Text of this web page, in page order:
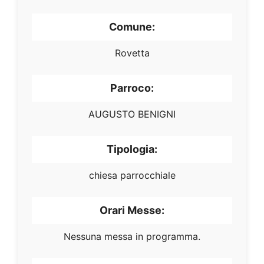
Comune:
Rovetta
Parroco:
AUGUSTO BENIGNI
Tipologia:
chiesa parrocchiale
Orari Messe:
Nessuna messa in programma.